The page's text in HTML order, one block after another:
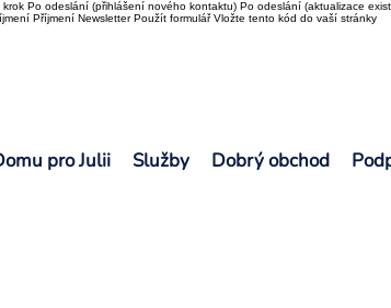
Po odeslání (přihlášení nového kontaktu) Po odeslání (aktualizace
Příjmení Newsletter Použít formulář Vložte tento kód do vaší stránky
pro Julii Služby Dobrý obchod